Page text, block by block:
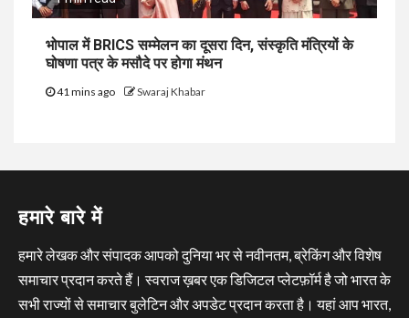
भोपाल में BRICS सम्मेलन का दूसरा दिन, संस्कृति मंत्रियों के
घोषणा पत्र के मसौदे पर होगा मंथन
41 mins ago Swaraj Khabar
हमारे बारे में
हमारे लेखक और संपादक आपको दुनिया भर से नवीनतम, ब्रेकिंग और विशेष
समाचार प्रदान करते हैं। स्वराज ख़बर एक डिजिटल प्लेटफ़ॉर्म है जो भारत के
सभी राज्यों से समाचार बुलेटिन और अपडेट प्रदान करता है। यहां आप भारत,